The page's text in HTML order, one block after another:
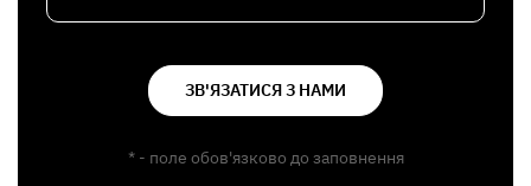
ЗВ'ЯЗАТИСЯ З НАМИ
* - поле обов'язково до заповнення